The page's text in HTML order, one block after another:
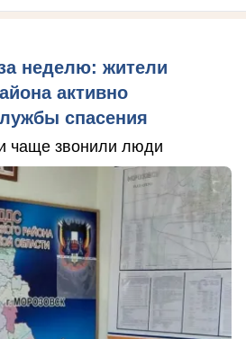
неделю: жители
активно
спасения
чаще звонили люди